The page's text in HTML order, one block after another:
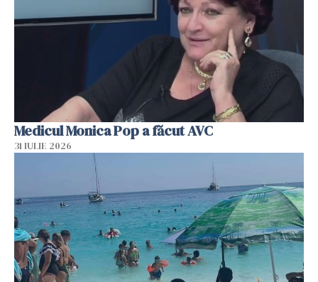
Medicul Monica Pop a făcut AVC
31 IULIE 2026